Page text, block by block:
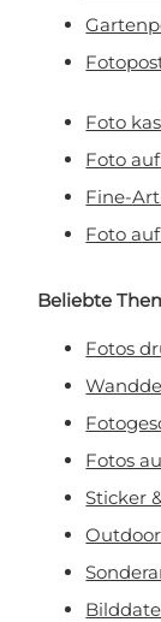
Foto
Foto
Fine-
Foto
Beliebte
Fotos
Fotos
Sticker